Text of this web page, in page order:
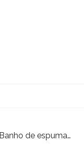
Banho de espuma…